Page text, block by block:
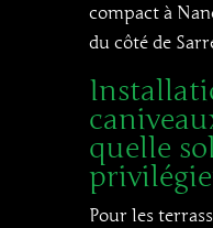
compact à
du côté de
quelle
Pour les